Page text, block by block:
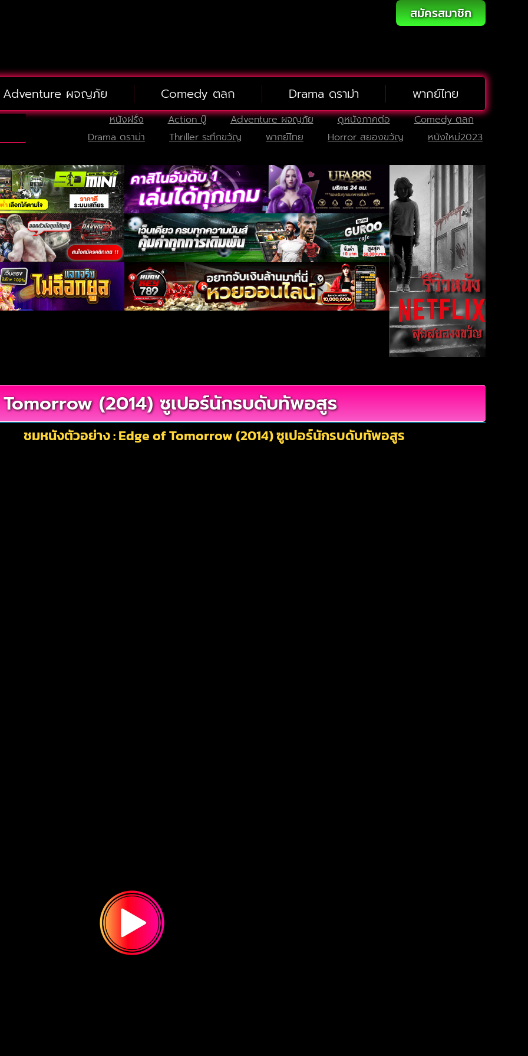
สมัครสมาชิก
Adventure ผจญภัย Comedy ตลก Drama ดราม่า พากย์ไทย
หนังฝรั่ง Action บู๊ Adventure ผจญภัย ดูหนังภาคต่อ
Comedy ตลก
Drama ดราม่า
Thriller ระทึกขวัญ พากย์ไทย Horror สยองขวัญ หนังใหม่2023
(2014) ซูเปอร์นักรบดับทัพอสูร
ชมหนังตัวอย่าง : Edge of Tomorrow (2014) ซูเปอร์นักรบดับทัพอสูร